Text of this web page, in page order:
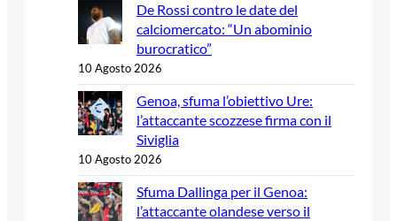
De Rossi contro le date del
calciomercato: “Un abominio
burocratico”
10 Agosto 2026
Genoa, sfuma l’obiettivo Ure:
l’attaccante scozzese firma con il
Siviglia
10 Agosto 2026
Sfuma Dallinga per il Genoa:
l’attaccante olandese verso il